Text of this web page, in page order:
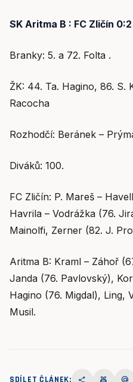
SK Aritma B : FC Zličín 0:2
Branky: 5. a 72. Folta .
ŽK: 44. Ta. Hagino, 86. S.
Racocha
Rozhodčí: Beránek –
Diváků: 100.
FC Zličín: P. Mareš –
Havrila – Vodrážka (76.
Mainolfi, Zerner (82. J.
Aritma B: Kraml – Záhoř
Janda (76. Pavlovský),
Hagino (76. Migdal), Ling,
Musil.
SDÍLET ČLÁNEK: share social_leaderboard alternate_email